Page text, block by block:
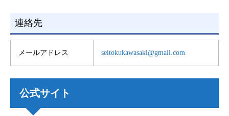
連絡先
メールアドレス seitokukawasaki@gmail.com
公式サイト